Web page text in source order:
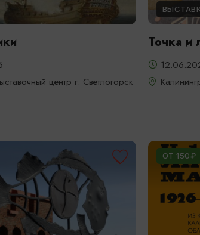
центр г. Светлогорск
Точка и
ОТ 150₽